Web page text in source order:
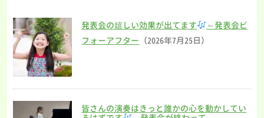
発表会の嬉しい効果が出てます
～発表会ビ
フォーアフター （2026年7月25日）
皆さんの演奏はきっと誰かの心を動かしてい